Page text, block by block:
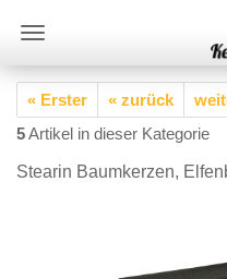
« Erster « zurück
5Artikel in dieser Kategorie
Stearin Baumkerzen,